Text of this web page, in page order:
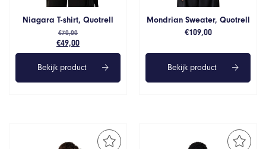
Niagara T-shirt, Quotrell
€70,00
Oorspronkelijke
prijs
was:
€70,00.
€49,00Huidige
prijs
is:
Bekijk product
Mondrian Sweater, Quotrell
€109,00
Bekijk product